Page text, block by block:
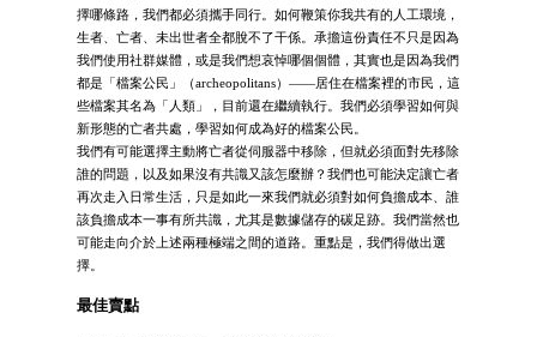
擇哪條路，我們都必須攜手同行。如何鞭策你我共有的人工環境，
生者、亡者、未出世者全都脫不了干係。承擔這份責任不只是因為
我們使用社群媒體，或是我們想哀悼哪個個體，其實也是因為我們
都是「檔案公民」（archeopolitans）——居住在檔案裡的市民，這
些檔案其名為「人類」，目前還在繼續執行。我們必須學習如何與
新形態的亡者共處，學習如何成為好的檔案公民。
我們有可能選擇主動將亡者從伺服器中移除，但就必須面對先移除
誰的問題，以及如果沒有共識又該怎麼辦？我們也可能決定讓亡者
再次走入日常生活，只是如此一來我們就必須對如何負擔成本、誰
該負擔成本一事有所共識，尤其是數據儲存的碳足跡。我們當然也
可能走向介於上述兩種極端之間的道路。重點是，我們得做出選
擇。
最佳賣點